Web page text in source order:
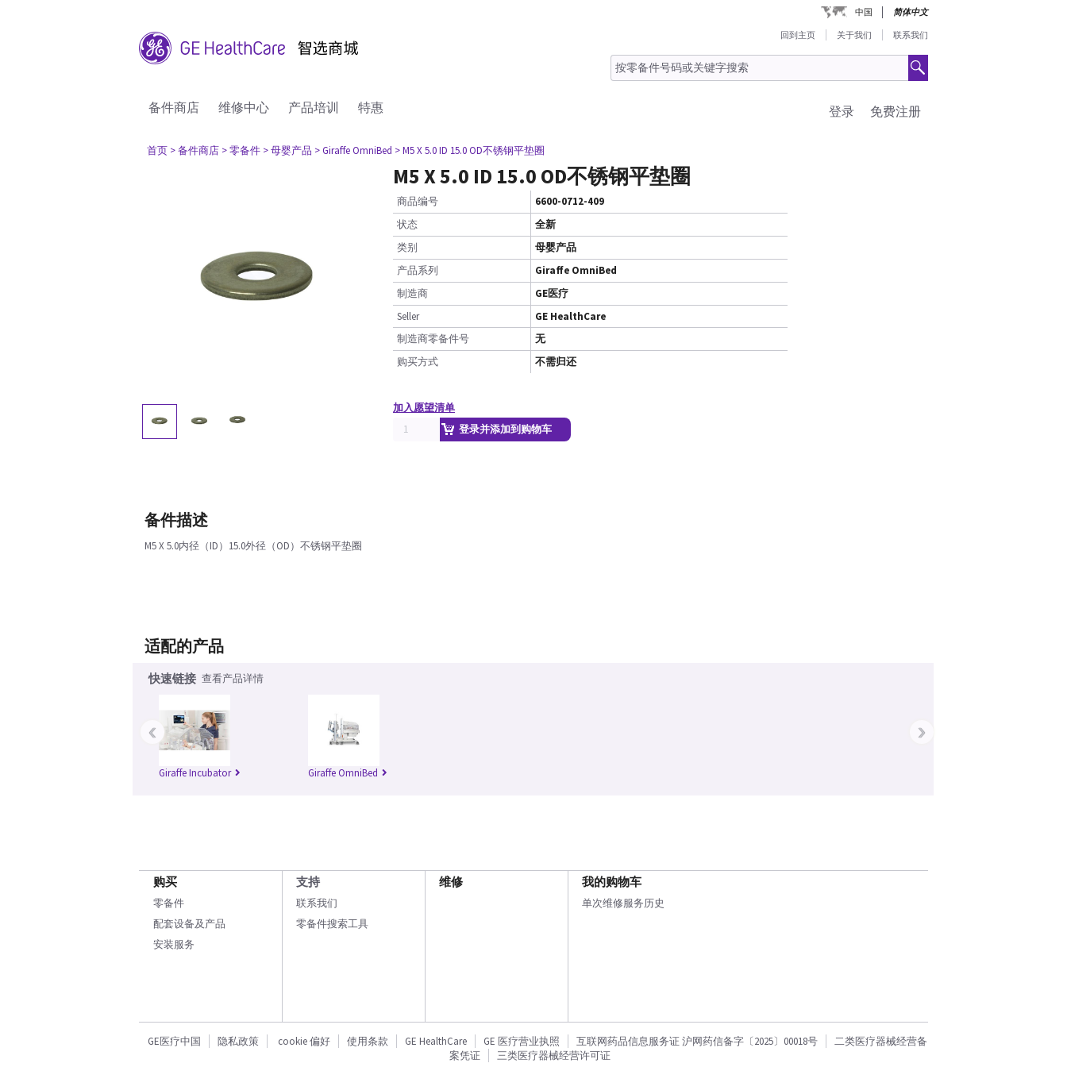
中国 简体中文
回到主页 关于我们 联系我们
备件商店 维修中心 产品培训 特惠 免费注册
登录
首页 > 备件商店 > 零备件 > 母婴产品 > Giraffe OmniBed > M5 X 5.0 ID 15.0 OD不锈钢平垫圈
M5 X 5.0 ID 15.0 OD不锈钢平垫圈
商品编号
6600-0712-409
状态
全新
类别
母婴产品
产品系列
Giraffe OmniBed
制造商
GE医疗
Seller
GE HealthCare
制造商零备件号
无
购买方式
不需归还
加入愿望清单
登录并添加到购物车
备件描述
M5 X 5.0内径（ID）15.0外径（OD）不锈钢平垫圈
适配的产品
快速链接 查看产品详情
Giraffe Incubator Giraffe OmniBed
‹ ›
购买
零备件
配套设备及产品
安装服务
支持
联系我们
零备件搜索工具
维修 我的购物车
单次维修服务历史
GE医疗中国 隐私政策 cookie 偏好 使用条款 GE HealthCare GE 医疗营业执照 互联网药品信息服务证 沪网药信备字〔2025〕00018号
二类医疗器械经营备
案凭证
三类医疗器械经营许可证